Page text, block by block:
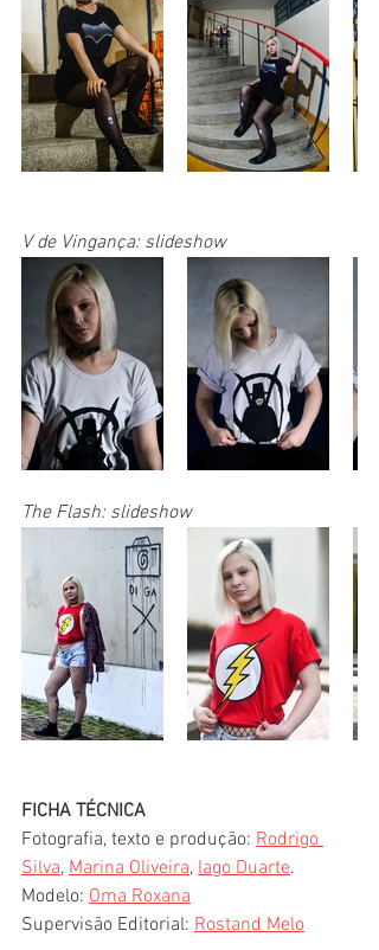
V de Vingança: slideshow
The Flash: slideshow
FICHA TÉCNICA
Fotografia, texto e produção: Rodrigo
Silva, Marina Oliveira, Iago Duarte.
Modelo: Oma Roxana
Supervisão Editorial: Rostand Melo